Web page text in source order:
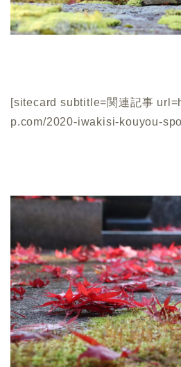
[sitecard subtitle=関連記事
p.com/2020-iwakisi-kouyou-